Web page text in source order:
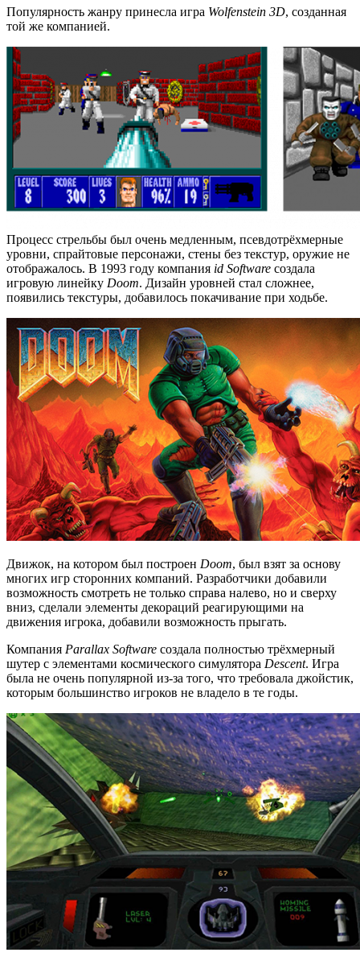
Популярность жанру принесла игра Wolfenstein 3D, созданная
той же компанией.
Процесс стрельбы был очень медленным, псевдотрёхмерные
уровни, спрайтовые персонажи, стены без текстур, оружие не
отображалось. В 1993 году компания id Software создала
игровую линейку Doom. Дизайн уровней стал сложнее,
появились текстуры, добавилось покачивание при ходьбе.
Движок, на котором был построен Doom, был взят за основу
многих игр сторонних компаний. Разработчики добавили
возможность смотреть не только справа налево, но и сверху
вниз, сделали элементы декораций реагирующими на
движения игрока, добавили возможность прыгать.
Компания Parallax Software создала полностью трёхмерный
шутер с элементами космического симулятора Descent. Игра
была не очень популярной из-за того, что требовала джойстик,
которым большинство игроков не владело в те годы.